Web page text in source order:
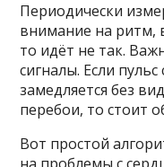
Периодически
внимание на ритм,
то идёт не так.
сигналы. Если
замедляется без
перебои, то стоит
Вот простой